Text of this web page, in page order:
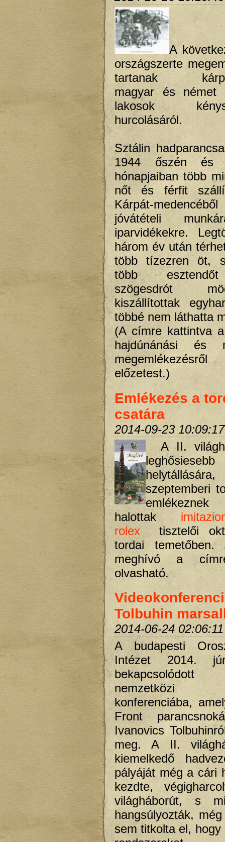
A
országszerte
tartanak
magyar és német
lakosok
hurcolásáról.
Sztálin
1944 őszén és
hónapjaiban több
nőt és férfit
Kárpát-
jóvátételi
iparvidékekre.
három év után
több tízezren öt,
több
szögesdrót
kiszállítottak
többé nem láthatta
(A címre kattintva
hajdúnánási és
megemlékezésről
előzetest.)
Emlékezés a
csatára
2014-09-23 10:09:17
A II.
szeptemberi
halottak
rolex tisztelői
tordai temetőben.
meghívó a
olvasható.
Tolbuhin
2014-06-24 02:06:11
A budapesti
Intézet 2014.
nemzetközi
konferenciába,
Front
Ivanovics
meg. A II.
kiemelkedő
pályáját még a cári
kezdte,
világháborút, s
hangsúlyozták,
sem titkolta el, hogy